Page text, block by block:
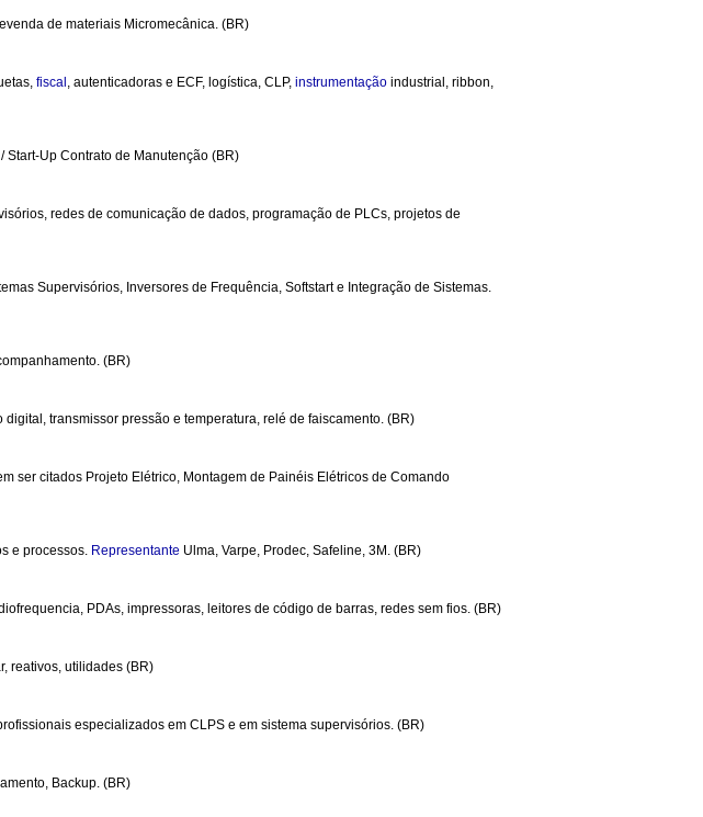
de materiais Micromecânica. (BR)
fiscal , autenticadoras e ECF, logística, CLP, instrumentação industrial, ribbon,
Start-Up Contrato de Manutenção (BR)
redes de comunicação de dados, programação de PLCs, projetos de
Supervisórios, Inversores de Frequência, Softstart e Integração de Sistemas.
(BR)
transmissor pressão e temperatura, relé de faiscamento. (BR)
ser citados Projeto Elétrico, Montagem de Painéis Elétricos de Comando
e processos. Representante Ulma, Varpe, Prodec, Safeline, 3M. (BR)
PDAs, impressoras, leitores de código de barras, redes sem fios. (BR)
reativos, utilidades (BR)
especializados em CLPS e em sistema supervisórios. (BR)
Backup. (BR)